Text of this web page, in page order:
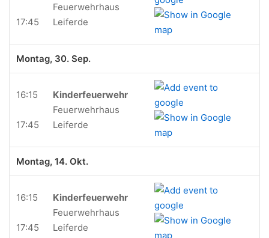
17:45
Feuerwehrhaus
Leiferde
Montag, 30. Sep.
16:15
17:45
Kinderfeuerwehr
Feuerwehrhaus
Leiferde
Montag, 14. Okt.
16:15
17:45
Kinderfeuerwehr
Feuerwehrhaus
Leiferde